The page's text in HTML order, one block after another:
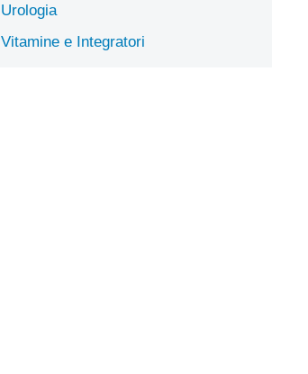
Urologia
Vitamine e Integratori